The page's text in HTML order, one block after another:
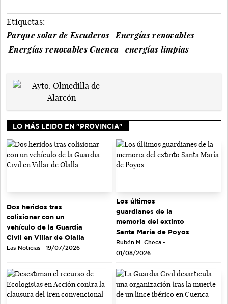
Etiquetas:
Parque solar de Escuderos
Energías renovables
Energías renovables Cuenca
energías limpias
LO MÁS LEIDO EN "PROVINCIA"
Dos heridos tras
colisionar con un
vehículo de la Guardia
Civil en Villar de Olalla
Las Noticias - 19/07/2026
Los últimos
guardianes de la
memoria del extinto
Santa María de Poyos
Rubén M. Checa -
01/08/2026